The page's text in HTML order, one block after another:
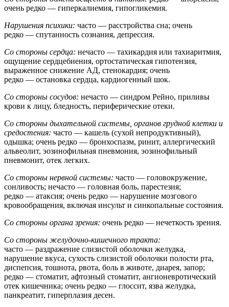
очень редко — гиперкалиемия, гипогликемия.
Нарушения психики: часто — расстройства сна; очень
редко — спутанность сознания, депрессия.
Со стороны сердца: нечасто — тахикардия или тахиаритмия,
ощущение сердцебиения, ортостатическая гипотензия,
выраженное снижение АД, стенокардия; очень
редко — остановка сердца, кардиогенный шок.
Со стороны сосудов: нечасто — синдром Рейно, приливы
крови к лицу, бледность, периферические отеки.
Со стороны дыхательной системы, органов грудной клетки и
средостения: часто — кашель (сухой непродуктивный),
одышка; очень редко — бронхоспазм, ринит, аллергический
альвеолит, эозинофильная пневмония, эозинофильный
пневмонит, отек легких.
Со стороны нервной системы: часто — головокружение,
сонливость; нечасто — головная боль, парестезия;
редко — атаксия; очень редко — нарушение мозгового
кровообращения, включая инсульт и синкопальные состояния.
Со стороны органа зрения: очень редко — нечеткость зрения.
Со стороны желудочно-кишечного тракта:
часто — раздражение слизистой оболочки желудка,
нарушение вкуса, сухость слизистой оболочки полости рта,
диспепсия, тошнота, рвота, боль в животе, диарея, запор;
редко — стоматит, афтозный стоматит, ангионевротический
отек кишечника; очень редко — глоссит, язва желудка,
панкреатит, гиперплазия десен.